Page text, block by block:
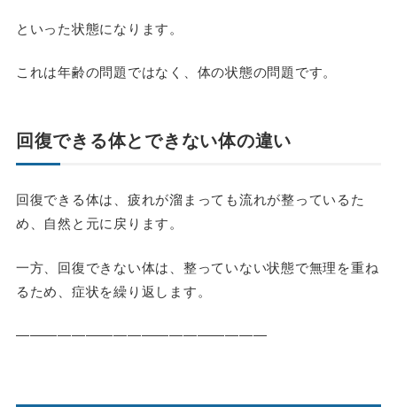
といった状態になります。
これは年齢の問題ではなく、体の状態の問題です。
回復できる体とできない体の違い
回復できる体は、疲れが溜まっても流れが整っているた
め、自然と元に戻ります。
一方、回復できない体は、整っていない状態で無理を重ね
るため、症状を繰り返します。
――――――――――――――――――